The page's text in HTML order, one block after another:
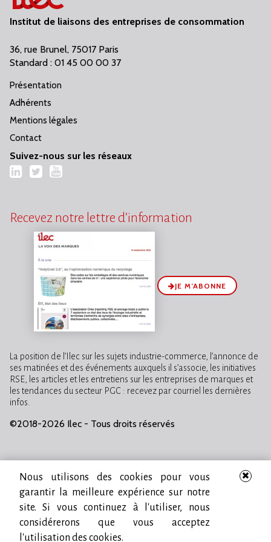
Institut de liaisons des entreprises de consommation
36, rue Brunel, 75017 Paris
Standard : 01 45 00 00 37
Présentation
Adhérents
Mentions légales
Contact
Suivez-nous sur les réseaux
LinkedIn
TwitterYouTube
Recevez notre lettre d’information
JE M’ABONNE
La position de l’Ilec sur les sujets industrie-commerce, l’annonce de
ses matinées et des événements auxquels il s’associe, les initiatives
RSE, les articles et les entretiens sur les entreprises de marques et
les tendances du secteur PGC : recevez par courriel les dernières
infos.
©2018-2026 Ilec - Tous droits réservés
Nous utilisons des cookies pour vous
garantir la meilleure expérience sur notre
site. Si vous continuez à l'utiliser, nous
considérerons que vous acceptez
l'utilisation des cookies.